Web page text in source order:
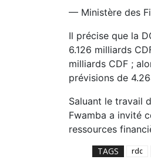
— Ministère des
Il précise que la
6.126 milliards
milliards CDF ;
prévisions de
Saluant le travail
Fwamba a invité
ressources
TAGS rdc